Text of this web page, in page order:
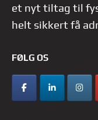
et nyt tiltag til
helt sikkert få
FØLG OS